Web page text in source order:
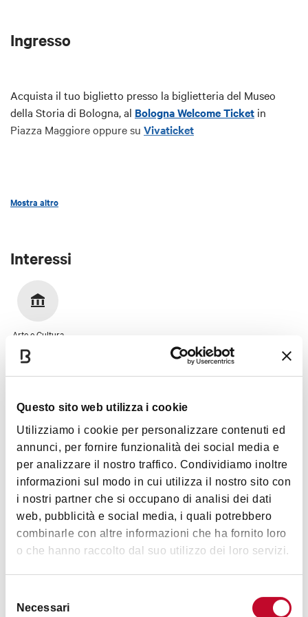
Questo sito web utilizza i cookie
Utilizziamo i cookie per personalizzare contenuti ed
annunci, per fornire funzionalità dei social media e
per analizzare il nostro traffico. Condividiamo inoltre
informazioni sul modo in cui utilizza il nostro sito con
i nostri partner che si occupano di analisi dei dati
web, pubblicità e social media, i quali potrebbero
combinarle con altre informazioni che ha fornito loro
o che hanno raccolto dal suo utilizzo dei loro servizi.
delNecessari
- che la mostra propone, lasciando la risposta al
Kahlo contribuì alla creazione del proprio mito.
In collaborazione con:Fondazione Bologna
Ingresso
Acquista il tuo biglietto presso la biglietteria del Museo
della Storia di Bologna, al Bologna Welcome Ticket in
Piazza Maggiore oppure su Vivaticket
Mostra altro
Interessi
Arte e Cultura
Dettagli
Accessibilità
Palazzo Pepoli si impegna a rendere il Museo accessibile a
tutte e tutti. Tutte le informazioni sull'accessibilità nella
Mostra altro